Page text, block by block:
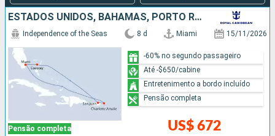
ESTADOS UNIDOS, BAHAMAS, PORTO RICO
Pensão completa
Independence of the Seas 8 d Miami 15/11/2026
US$ 672
-60% no segundo passageiro
Até -$650/cabine
Entretenimento a bordo incluído
Pensão completa